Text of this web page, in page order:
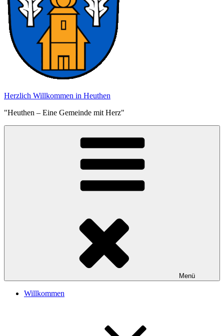
Herzlich Willkommen in Heuthen
"Heuthen – Eine Gemeinde mit Herz"
Menü
Willkommen